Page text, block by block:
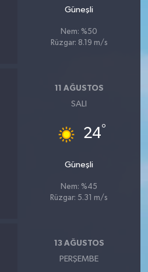
Güneşli
Nem: %50
Rüzgar: 8.19 m/s
11 AĞUSTOS
SALI
24°
Güneşli
Nem: %45
Rüzgar: 5.31 m/s
13 AĞUSTOS
PERŞEMBE